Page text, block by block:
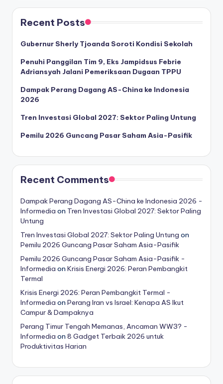
Recent Posts
Gubernur Sherly Tjoanda Soroti Kondisi Sekolah
Penuhi Panggilan Tim 9, Eks Jampidsus Febrie
Adriansyah Jalani Pemeriksaan Dugaan TPPU
Dampak Perang Dagang AS-China ke Indonesia
2026
Tren Investasi Global 2027: Sektor Paling Untung
Pemilu 2026 Guncang Pasar Saham Asia-Pasifik
Recent Comments
Dampak Perang Dagang AS-China ke Indonesia 2026 -
Informedia on Tren Investasi Global 2027: Sektor Paling
Untung
Tren Investasi Global 2027: Sektor Paling Untung on
Pemilu 2026 Guncang Pasar Saham Asia-Pasifik
Pemilu 2026 Guncang Pasar Saham Asia-Pasifik -
Informedia on Krisis Energi 2026: Peran Pembangkit
Termal
Krisis Energi 2026: Peran Pembangkit Termal -
Informedia on Perang Iran vs Israel: Kenapa AS Ikut
Campur & Dampaknya
Perang Timur Tengah Memanas, Ancaman WW3? -
Informedia on 8 Gadget Terbaik 2026 untuk
Produktivitas Harian